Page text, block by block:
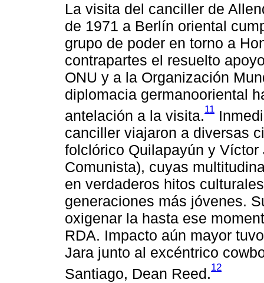
La visita del canciller de
de 1971 a Berlín oriental
grupo de poder en torno a
contrapartes el resuelto
ONU y a la Organización
diplomacia germanooriental
antelación a la visita.11
canciller viajaron a diversas
folclórico Quilapayún y
Comunista), cuyas
en verdaderos hitos
generaciones más jóvenes.
oxigenar la hasta ese
RDA. Impacto aún mayor
Jara junto al excéntrico
Santiago, Dean Reed.12